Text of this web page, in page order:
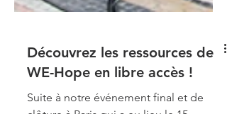
Découvrez les ressources de